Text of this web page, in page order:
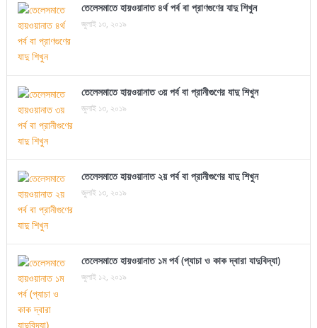
তেলেসমাতে হায়ওয়ানাত ৪র্থ পর্ব বা প্রাণগুণের যাদু শিখুন
জুলাই ১৩, ২০১৯
তেলেসমাতে হায়ওয়ানাত ৩য় পর্ব বা প্রানীগুণের যাদু শিখুন
জুলাই ১৩, ২০১৯
তেলেসমাতে হায়ওয়ানাত ২য় পর্ব বা প্রানীগুণের যাদু শিখুন
জুলাই ১৩, ২০১৯
তেলেসমাতে হায়ওয়ানাত ১ম পর্ব (প্যাচা ও কাক দ্বারা যাদুবিদ্যা)
জুলাই ১২, ২০১৯